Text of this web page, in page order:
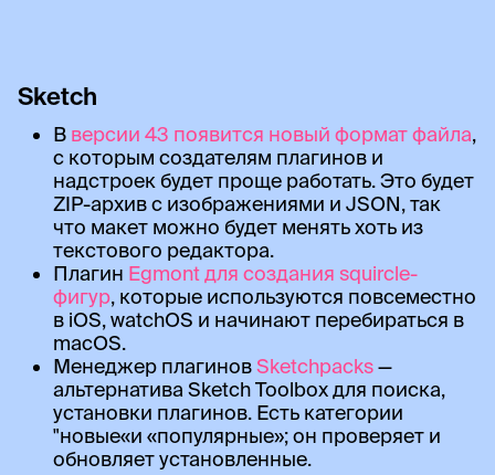
Sketch
В версии 43 появится новый формат файла,
с которым создателям плагинов и
надстроек будет проще работать. Это будет
ZIP-архив с изображениями и JSON, так
что макет можно будет менять хоть из
текстового редактора.
Плагин Egmont для создания squircle-
фигур, которые используются повсеместно
в iOS, watchOS и начинают перебираться в
macOS.
Менеджер плагиновSketchpacks—
альтернатива Sketch Toolbox для поиска,
установки плагинов. Есть категории
"новые«и «популярные»; он проверяет и
обновляет установленные.